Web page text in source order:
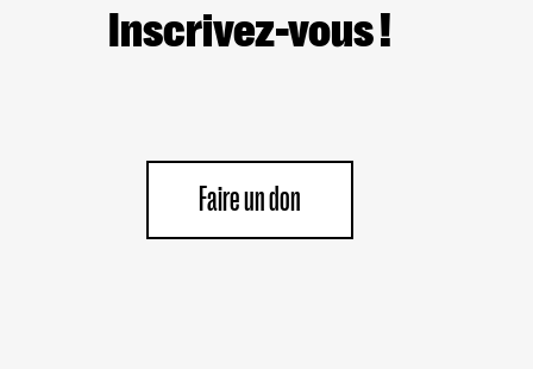
Inscrivez-vous !
Faire un don